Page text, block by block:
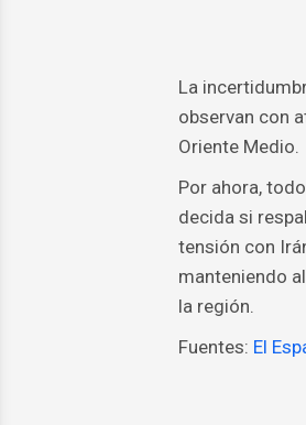
La
observan con
Oriente Medio.
Por ahora,
decida si
tensión con
manteniendo
la región.
Fuentes: El